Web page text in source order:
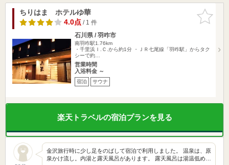
お気に入
りに追加
ちりはま ホテルゆ華
4.0点/ 1 件
石川県 / 羽咋市
南羽咋駅1.76km
・千里浜Ｉ.Ｃ.から約1分 ・ＪＲ七尾線「羽咋駅」からタク
シーで約…
営業時間
入浴料金 ～
宿泊 サウナ
楽天トラベルの宿泊プランを見る
金沢旅行時に少し足をのばして宿泊で利用しました。 温泉は、原
泉かけ流し。内湯と露天風呂があります。 露天風呂は湯温低め…